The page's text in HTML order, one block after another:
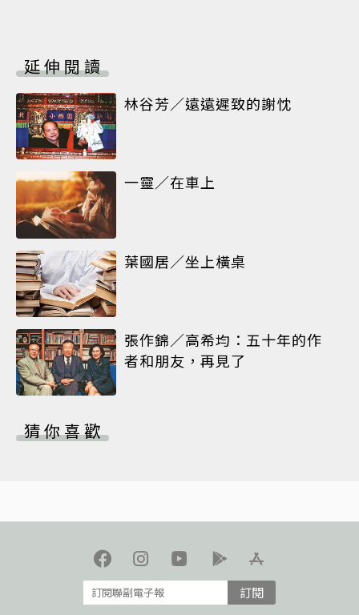
延伸閱讀
林谷芳／遠遠遲致的謝忱
一靈／在車上
葉國居／坐上橫桌
張作錦／高希均：五十年的作
者和朋友，再見了
猜你喜歡
訂閱